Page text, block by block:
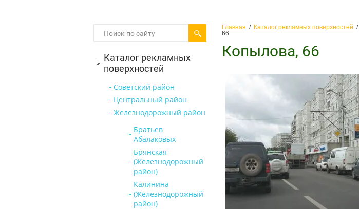
Каталог рекламных
поверхностей
Советский район
Центральный район
Железнодорожный район
Братьев
Абалаковых
Брянская
(Железнодорожный
район)
Калинина
(Железнодорожный
район)
Главная
  /
Каталог рекламных поверхностей
  /
66
Копылова, 66